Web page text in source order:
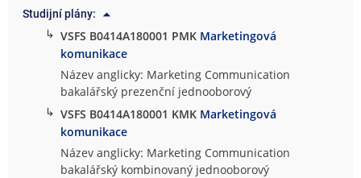
Studijní plány:
↳ VSFS B0414A180001 PMK Marketingová
komunikace
Název anglicky: Marketing Communication
bakalářský prezenční jednooborový
↳ VSFS B0414A180001 KMK Marketingová
komunikace
Název anglicky: Marketing Communication
bakalářský kombinovaný jednooborový